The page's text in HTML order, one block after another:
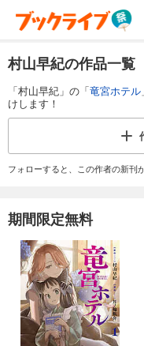
村山早紀の作品一覧
「村山早紀」の「竜宮ホテル
けします！
フォローすると、この作者の新刊
期間限定無料